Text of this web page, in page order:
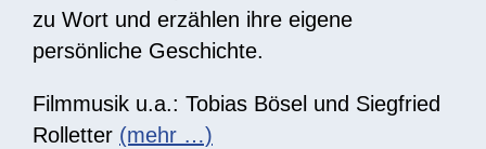
zu Wort und erzählen ihre eigene
persönliche Geschichte.
Filmmusik u.a.: Tobias Bösel und Siegfried
Rolletter (mehr …)